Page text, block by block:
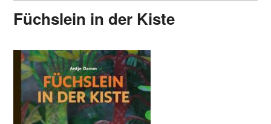
Füchslein in der Kiste